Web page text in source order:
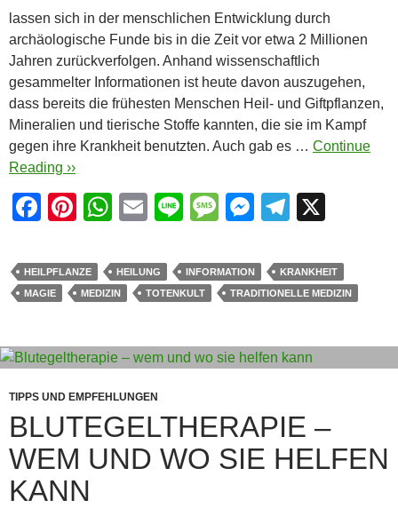
lassen sich in der menschlichen Entwicklung durch
archäologische Funde bis in die Zeit vor etwa 2 Millionen
Jahren zurückverfolgen. Anhand wissenschaftlich
gesammelter Informationen ist heute davon auszugehen,
dass bereits die frühesten Menschen Heil- und Giftpflanzen,
Mineralien und tierische Stoffe kannten, die sie im Kampf
gegen ihre Krankheit benutzten. Auch gab es … Continue
Reading ››
F
c
e
o
o
k
Pi
er
e
W
at
s
p
p
E
ail
Li
e
M
ss
a
e
M
ss
e
g
er
T
e
gr
m
HEILPFLANZE HEILUNG INFORMATION
KRANKHEIT
MAGIE
MEDIZIN TOTENKULT TRADITIONELLE MEDIZIN
TIPPS UND EMPFEHLUNGEN
BLUTEGELTHERAPIE –
WEM UND WO SIE HELFEN
KANN